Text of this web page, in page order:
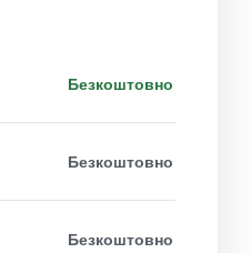
Безкоштовно
Безкоштовно
Безкоштовно